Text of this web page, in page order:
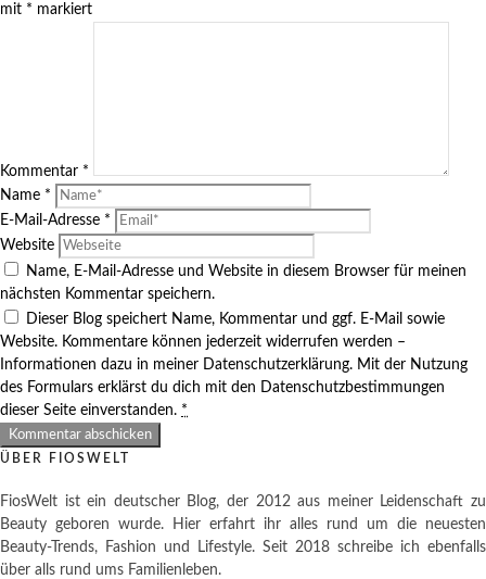
mit * markiert
Kommentar *
Name *
E-Mail-Adresse *
Website
Name, E-Mail-Adresse und Website in diesem Browser für meinen
nächsten Kommentar speichern.
Dieser Blog speichert Name, Kommentar und ggf. E-Mail sowie
Website. Kommentare können jederzeit widerrufen werden –
Informationen dazu in meiner Datenschutzerklärung. Mit der Nutzung
des Formulars erklärst du dich mit den Datenschutzbestimmungen
dieser Seite einverstanden. *
ÜBER FIOSWELT
FiosWelt ist ein deutscher Blog, der 2012 aus meiner Leidenschaft zu
Beauty geboren wurde. Hier erfahrt ihr alles rund um die neuesten
Beauty-Trends, Fashion und Lifestyle. Seit 2018 schreibe ich ebenfalls
über alls rund ums Familienleben.